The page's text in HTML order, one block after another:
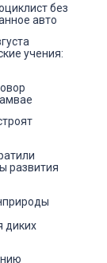
без
авто
учения:
развития
диких